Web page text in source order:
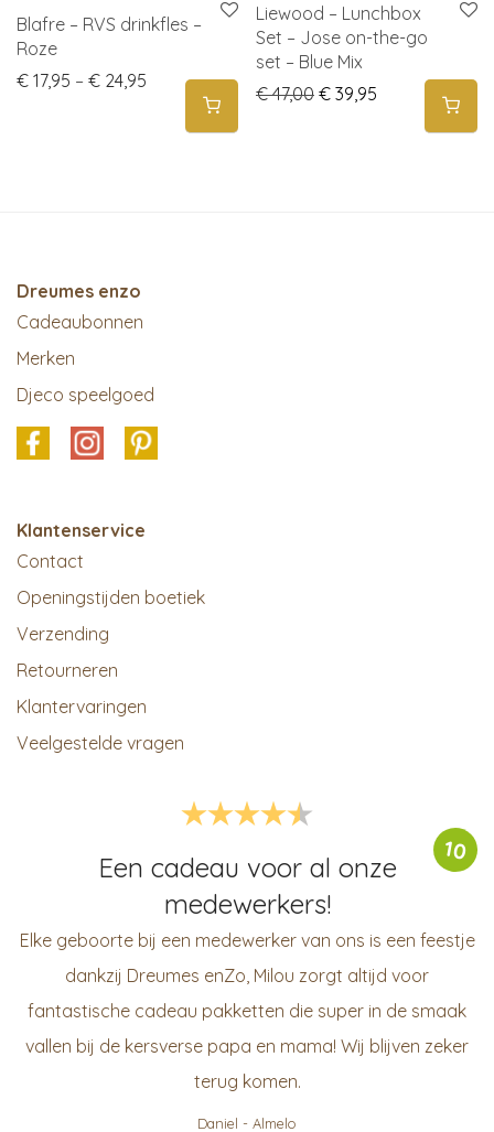
Blafre – RVS drinkfles –
Roze
€ 17,95 – € 24,95 Price range: € 17,95 through € 24,95
Liewood – Lunchbox
Set – Jose on-the-go
set – Blue Mix
€47,00 Original price was: €
€ 39,95 Current price
Dreumes enzo
Cadeaubonnen
Merken
Djeco speelgoed
Klantenservice
Contact
Openingstijden boetiek
Verzending
Retourneren
Klantervaringen
Veelgestelde vragen
10
Een cadeau voor al onze
medewerkers!
Elke geboorte bij een medewerker van ons is een feestje
dankzij Dreumes enZo, Milou zorgt altijd voor
fantastische cadeau pakketten die super in de smaak
vallen bij de kersverse papa en mama! Wij blijven zeker
terug komen.
Daniel - Almelo